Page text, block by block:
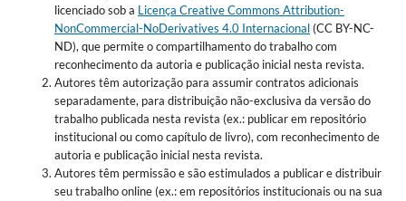
licenciado sob a Licença Creative Commons Attribution-
NonCommercial-NoDerivatives 4.0 Internacional(CC BY-NC-
ND), que permite o compartilhamento do trabalho com
reconhecimento da autoria e publicação inicial nesta revista.
Autores têm autorização para assumir contratos adicionais
separadamente, para distribuição não-exclusiva da versão do
trabalho publicada nesta revista (ex.: publicar em repositório
institucional ou como capítulo de livro), com reconhecimento de
autoria e publicação inicial nesta revista.
Autores têm permissão e são estimulados a publicar e distribuir
seu trabalho online (ex.: em repositórios institucionais ou na sua